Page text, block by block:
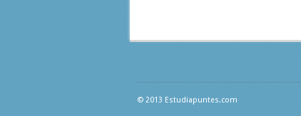
© 2013 Estudiapuntes.com